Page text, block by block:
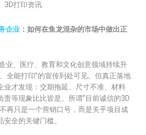
3D打印资讯
企业 ：如何在鱼龙混杂的市场中做出正
业、医疗、教育和文化创意领域持续升
全能打印”的宣传到处可见。但真正落地
业才发现：交期拖延、尺寸不准、材料
责等现象比比皆是。所谓“目前诚信的3D
再只是一个营销口号，而是关乎项目成
全的关键门槛。